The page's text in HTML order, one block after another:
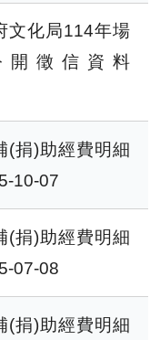
文化局114年場
徵信資料
(捐)助經費明細
10-07
(捐)助經費明細
07-08
(捐)助經費明細